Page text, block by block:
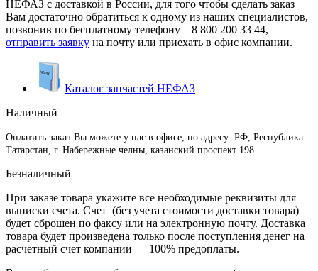
НЕФАЗ с доставкой в России, для того чтобы сделать заказ
Вам достаточно обратиться к одному из наших специалистов,
позвонив по бесплатному телефону – 8 800 200 33 44,
отправить заявку на почту или приехать в офис компании.
Каталог запчастей НЕФАЗ
Наличный
Оплатить заказ Вы можете у нас в офисе, по адресу: РФ, Республика
Татарстан, г. Набережные челны, казанский проспект 198.
Безналичный
При заказе товара укажите все необходимые реквизиты для
выписки счета. Счет (без учета стоимости доставки товара)
будет сброшен по факсу или на электронную почту. Доставка
товара будет произведена только после поступления денег на
расчетный счет компании — 100% предоплаты.